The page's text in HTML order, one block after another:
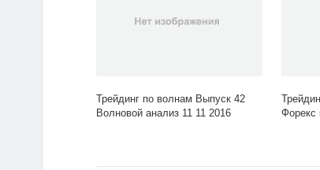
Трейдинг по волнам Выпуск 42
Волновой анализ 11 11 2016
Форекс